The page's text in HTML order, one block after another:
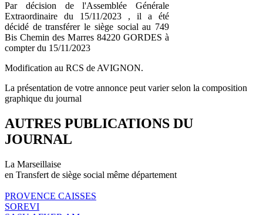
Par décision de l'Assemblée Générale
Extraordinaire du 15/11/2023 , il a été
décidé de transférer le siège social au 749
Bis Chemin des Marres 84220 GORDES à
compter du 15/11/2023
Modification au RCS de AVIGNON.
La présentation de votre annonce peut varier selon la composition
graphique du journal
AUTRES PUBLICATIONS DU
JOURNAL
La Marseillaise
en Transfert de siège social même département
PROVENCE CAISSES
SOREVI